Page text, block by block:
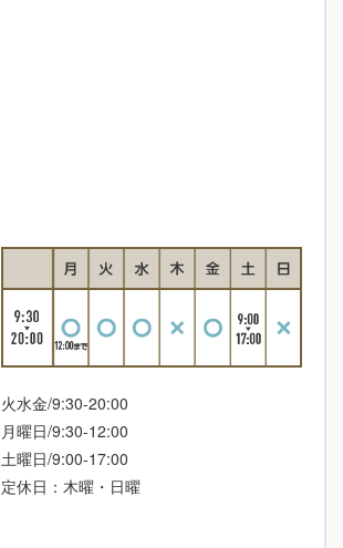
火水金/9:30-20:00
月曜日/9:30-12:00
土曜日/9:00-17:00
定休日：木曜・日曜